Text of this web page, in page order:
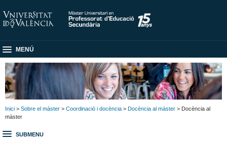
MENÚ
Inici > Sobre el màster > Coordinació i docència > Docència al màster > Docència al
màster
SUBMENU